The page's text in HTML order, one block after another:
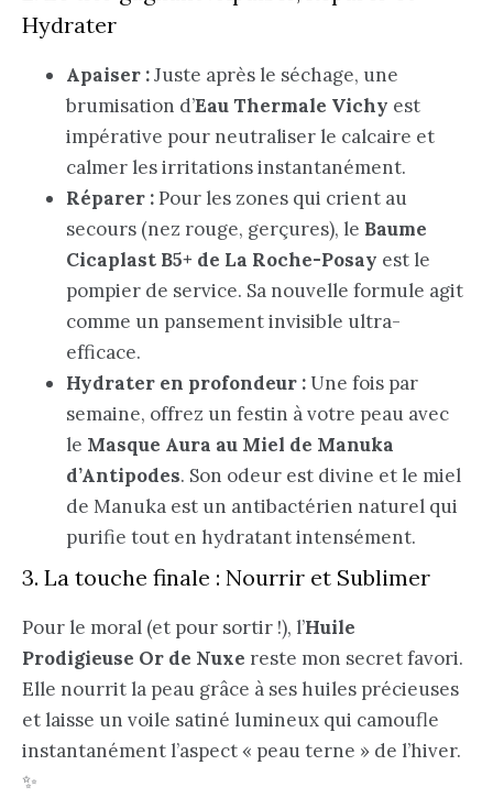
Hydrater
Apaiser :Juste après le séchage, une
brumisation d’Eau Thermale Vichy est
impérative pour neutraliser le calcaire et
calmer les irritations instantanément.
Réparer :Pour les zones qui crient au
secours (nez rouge, gerçures), le Baume
Cicaplast B5+ de La Roche-Posay est le
pompier de service. Sa nouvelle formule agit
comme un pansement invisible ultra-
efficace.
Hydrater en profondeur :Une fois par
semaine, offrez un festin à votre peau avec
le Masque Aura au Miel de Manuka
d’Antipodes. Son odeur est divine et le miel
de Manuka est un antibactérien naturel qui
purifie tout en hydratant intensément.
3. La touche finale : Nourrir et Sublimer
Pour le moral (et pour sortir !), l’Huile
Prodigieuse Or de Nuxe reste mon secret favori.
Elle nourrit la peau grâce à ses huiles précieuses
et laisse un voile satiné lumineux qui camoufle
instantanément l’aspect « peau terne » de l’hiver.
✨